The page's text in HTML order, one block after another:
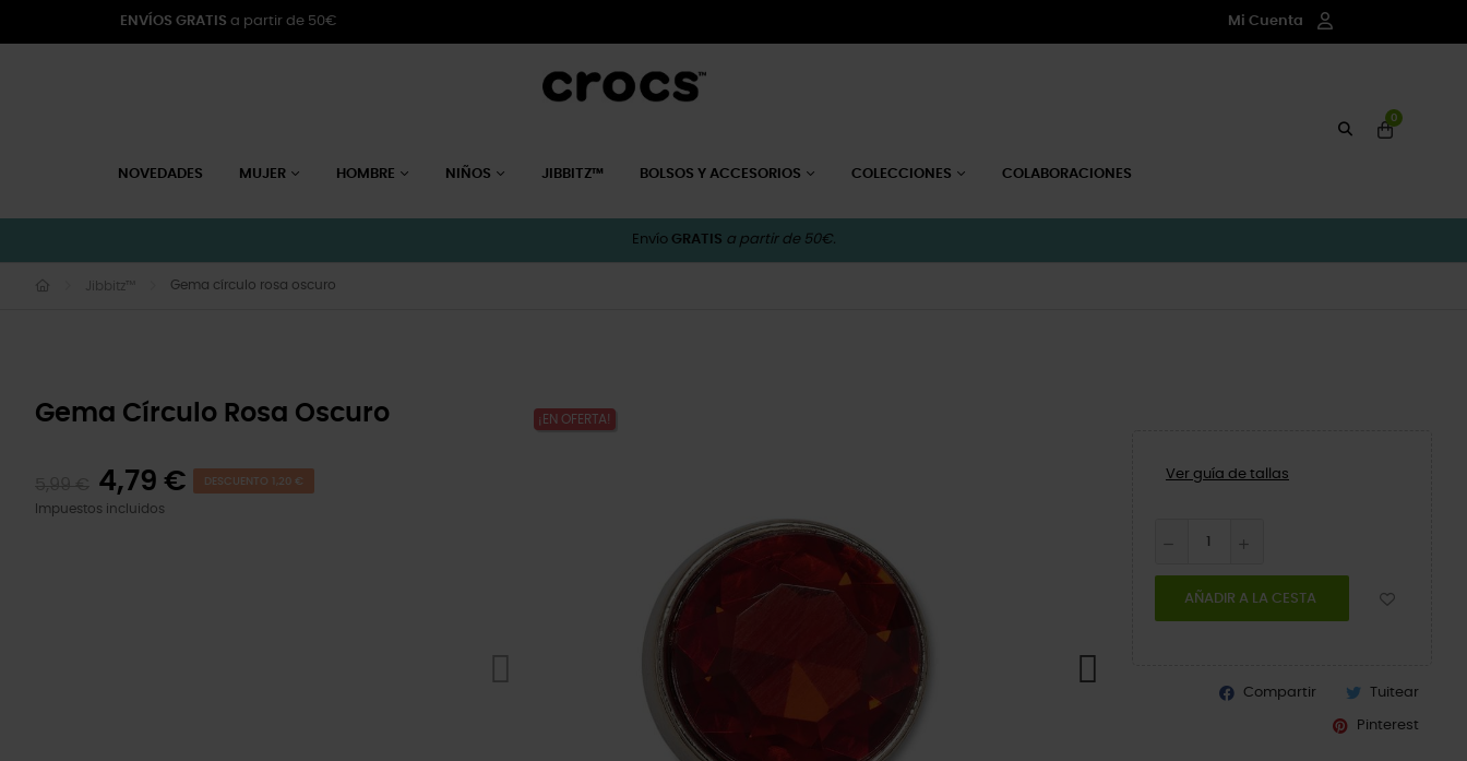
ENVÍOS GRATIS a partir de 50€ Mi Cuenta
NOVEDADES MUJER HOMBRE NIÑOS JIBBITZ™ BOLSOS Y ACCESORIOS COLECCIONES COLABORACIONES
0
Envío GRATIS a partir de 50€.
Jibbitz™ Gema círculo rosa oscuro
Gema Círculo Rosa Oscuro
4,79 € DESCUENTO 1,20 €
Impuestos incluidos
¡EN OFERTA!
Ver guía de tallas
AÑADIR A LA CESTA
Compartir Tuitear
Pinterest